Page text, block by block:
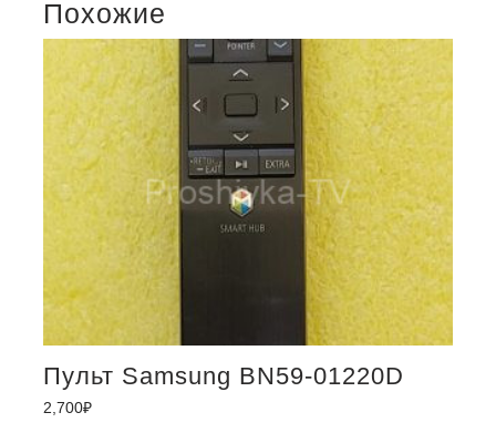
Похожие
Пульт Samsung BN59-01220D
2,700₽